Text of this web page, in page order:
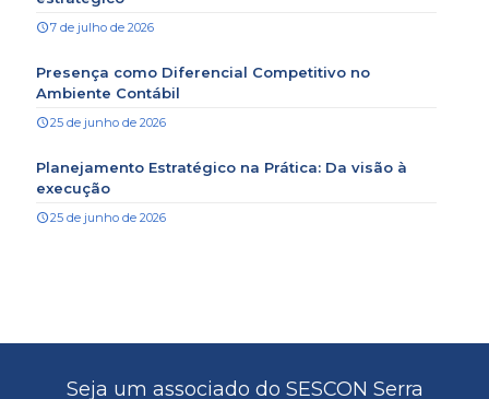
7 de julho de 2026
Presença como Diferencial Competitivo no
Ambiente Contábil
25 de junho de 2026
Planejamento Estratégico na Prática: Da visão à
execução
25 de junho de 2026
Seja um associado do SESCON Serra